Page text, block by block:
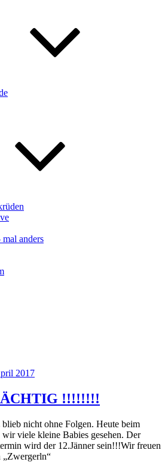
anders
2017
!!!!!!!!
nicht ohne Folgen. Heute beim
viele kleine Babies gesehen. Der
wird der 12.Jänner sein!!!Wir freuen
„Zwergerln“